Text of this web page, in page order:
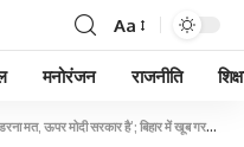
Aa
मनोरंजन राजनीति
मोदी सरकार है’; बिहार में खूब गरजे अगृह मंत्री, कहा- 2024 में कर देंगे सूपड़ा साफ